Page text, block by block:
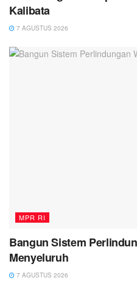
Kalibata
7 AGUSTUS 2026
MPR RI
Bangun Sistem
Menyeluruh
7 AGUSTUS 2026